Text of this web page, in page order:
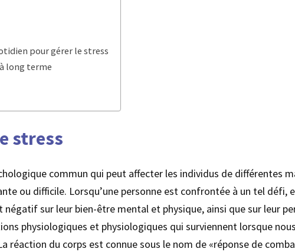
pour gérer le stress
long terme
stress
commun qui peut affecter les individus de différentes
ou difficile. Lorsqu’une personne est confrontée à un tel défi,
sur leur bien-être mental et physique, ainsi que sur leur
physiologiques et physiologiques qui surviennent lorsque
réaction du corps est connue sous le nom de «réponse de